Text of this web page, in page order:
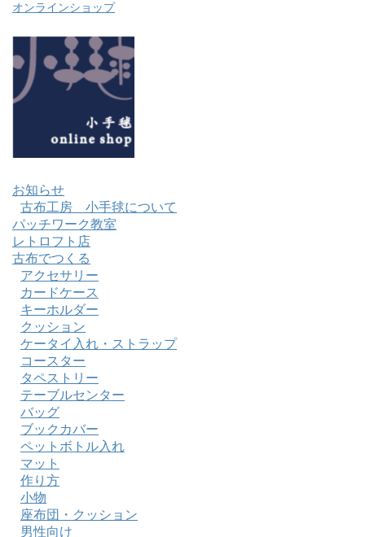
オンラインショップ
お知らせ
古布工房 小手毬について
パッチワーク教室
レトロフト店
古布でつくる
アクセサリー
カードケース
キーホルダー
クッション
ケータイ入れ・ストラップ
コースター
タペストリー
テーブルセンター
バッグ
ブックカバー
ペットボトル入れ
マット
作り方
小物
座布団・クッション
男性向け